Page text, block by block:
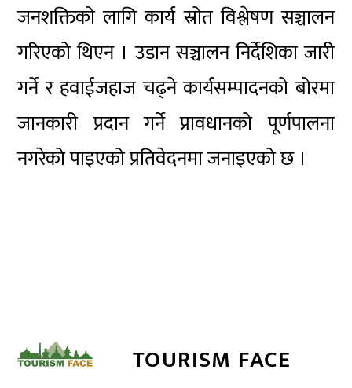
जनशक्तिको लागि कार्य स्रोत विश्लेषण सञ्चालन
गरिएको थिएन । उडान सञ्चालन निर्देशिका जारी
गर्ने र हवाईजहाज चढ्ने कार्यसम्पादनको बोरमा
जानकारी प्रदान गर्ने प्रावधानको पूर्णपालना
नगरेको पाइएको प्रतिवेदनमा जनाइएको छ ।
TOURISM FACE